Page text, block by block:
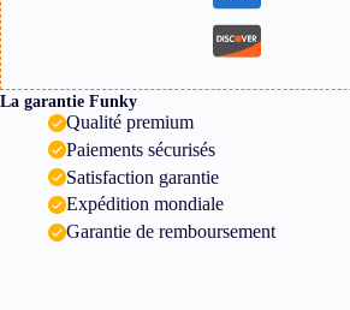
La garantie Funky
Qualité premium
Paiements sécurisés
Satisfaction garantie
Expédition mondiale
Garantie de remboursement